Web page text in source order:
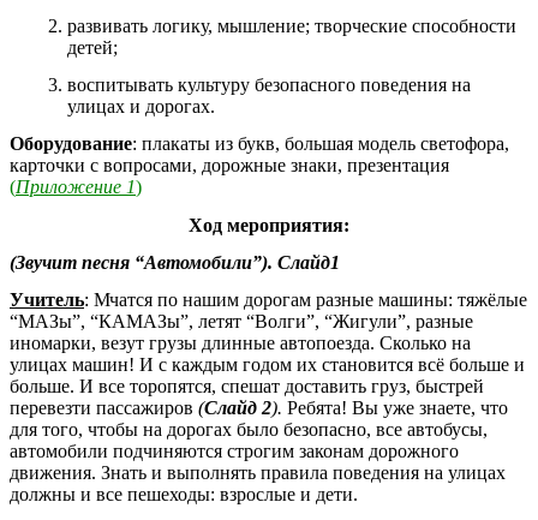
развивать логику, мышление; творческие способности
детей;
воспитывать культуру безопасного поведения на
улицах и дорогах.
Оборудование: плакаты из букв, большая модель светофора,
карточки с вопросами, дорожные знаки, презентация
(Приложение 1)
Ход мероприятия:
(Звучит песня “Автомобили”). Слайд1
Учитель: Мчатся по нашим дорогам разные машины: тяжёлые
“МАЗы”, “КАМАЗы”, летят “Волги”, “Жигули”, разные
иномарки, везут грузы длинные автопоезда. Сколько на
улицах машин! И с каждым годом их становится всё больше и
больше. И все торопятся, спешат доставить груз, быстрей
перевезти пассажиров (Слайд 2). Ребята! Вы уже знаете, что
для того, чтобы на дорогах было безопасно, все автобусы,
автомобили подчиняются строгим законам дорожного
движения. Знать и выполнять правила поведения на улицах
должны и все пешеходы: взрослые и дети.